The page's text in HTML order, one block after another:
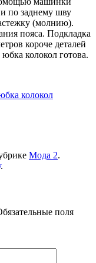
по заднему шву
(молнию).
пояса. Подкладка
короче деталей
колокол готова.
Мода 2.
.
поля